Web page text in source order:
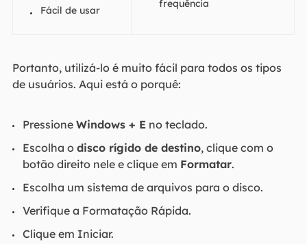
Fácil de usar
frequência
Portanto, utilizá-lo é muito fácil para todos os tipos
de usuários. Aqui está o porquê:
Pressione Windows + Eno teclado.
Escolha o disco rígido de destino, clique com o
botão direito nele e clique em Formatar.
Escolha um sistema de arquivos para o disco.
Verifique a Formatação Rápida.
Clique em Iniciar.